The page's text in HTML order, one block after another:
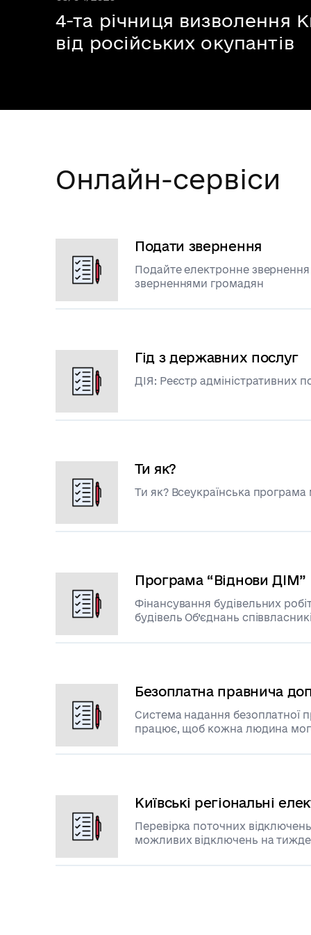
4-та річниця визволення
від російських окупантів
Онлайн-сервіси
Подати звернення
Подайте електронне звернення
зверненнями громадян
Гід з державних послуг
ДІЯ: Реєстр адміністративних
Ти як?
Ти як? Всеукраїнська програма
Програма “Віднови ДІМ”
Фінансування будівельних
будівель Об’єднань
агресії російської федерації
Безоплатна правнича
Система надання безоплатної
працює, щоб кожна людина могла скористатися своїми
Київські регіональні
Перевірка поточних
можливих відключень на